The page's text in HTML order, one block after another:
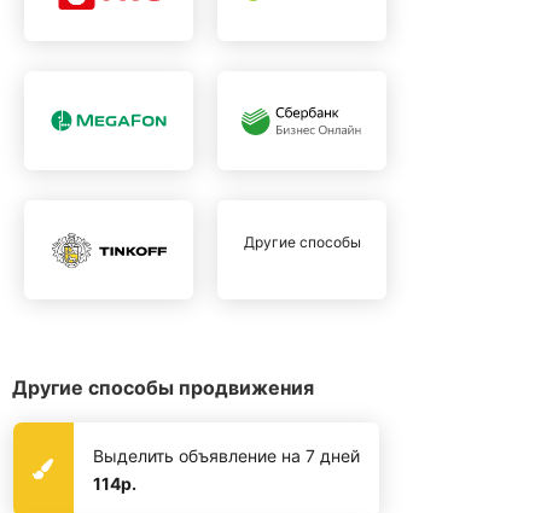
Другие способы
Другие способы продвижения
Выделить объявление на 7 дней
114р.